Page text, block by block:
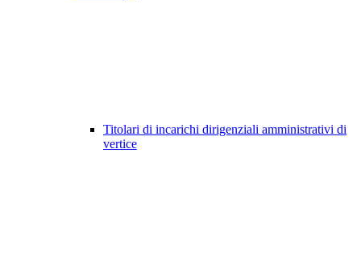
Titolari di incarichi dirigenziali amministrativi di
vertice